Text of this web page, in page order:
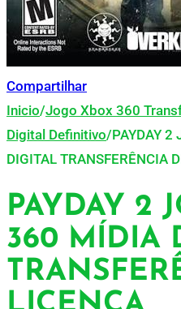
Compartilhar
Inicio/Jogo Xbox 360
Digital Definitivo/PAYDAY 2
DIGITAL TRANSFERÊNCIA
PAYDAY 2
360 MÍDIA